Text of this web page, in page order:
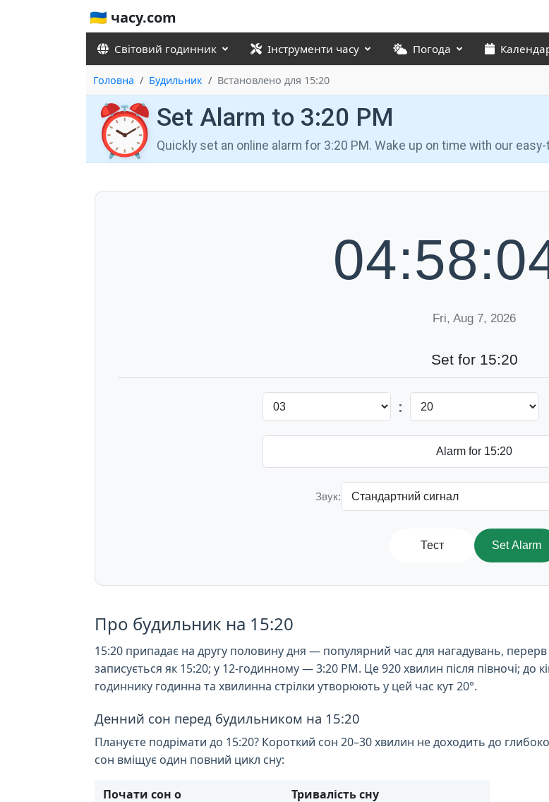
🇺🇦 часу.com
Світовий годинник Інструменти часу Погода
Головна Будильник Встановлено для 15:20
⏰ Set Alarm to 3:20 PM
Quickly set an online alarm for 3:20 PM. Wake up on time with our
Fri, Aug 7, 2026
Set for 15:20
:
Звук:
Тест Set Alarm
Про будильник на 15:20
15:20 припадає на другу половину дня — популярний час для нагадувань,
записується як 15:20; у 12-годинному — 3:20 PM. Це 920 хвилин після півночі;
годиннику годинна та хвилинна стрілки утворюють у цей час кут 20°.
Денний сон перед будильником на 15:20
Плануєте подрімати до 15:20? Короткий сон 20–30 хвилин не доходить до
сон вміщує один повний цикл сну:
Почати сон о
Тривалість сну